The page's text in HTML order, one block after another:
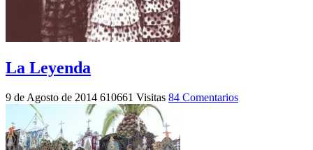
La Leyenda
9 de Agosto de 2014 610661 Visitas 84 Comentarios